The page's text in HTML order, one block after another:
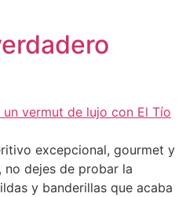
excepcional, gourmet y
no dejes de probar la
y banderillas que acaba